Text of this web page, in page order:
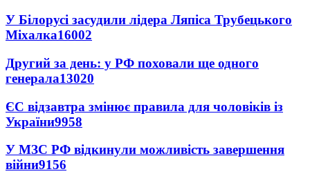
У Білорусі засудили лідера Ляпіса Трубецького
Міхалка16002
Другий за день: у РФ поховали ще одного
генерала13020
ЄС відзавтра змінює правила для чоловіків із
України9958
У МЗС РФ відкинули можливість завершення
війни9156